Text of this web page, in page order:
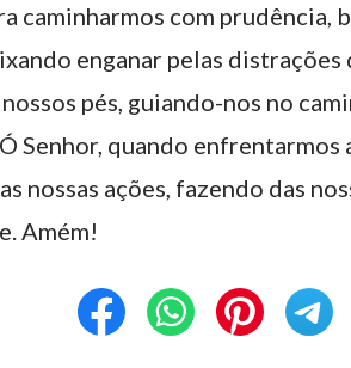
caminharmos com prudência,
enganar pelas distrações
pés, guiando-nos no
Senhor, quando enfrentarmos
nossas ações, fazendo das
Amém!